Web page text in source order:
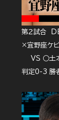
第２試合
×宜野座ケビ
VS ○土本
判定0-3 勝